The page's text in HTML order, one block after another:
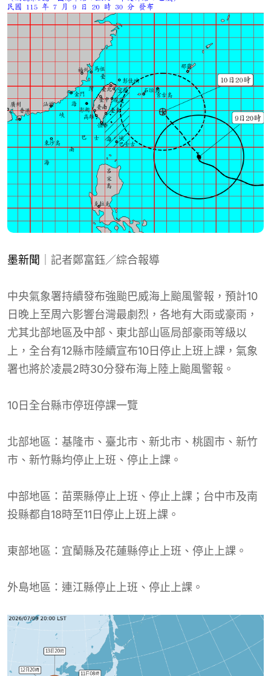
墨新聞 ｜記者鄭富鈺／綜合報導
中央氣象署持續發布強颱巴威海上颱風警報，預計10
日晚上至周六影響台灣最劇烈，各地有大雨或豪雨，
尤其北部地區及中部、東北部山區局部豪雨等級以
上，全台有12縣市陸續宣布10日停止上班上課，氣象
署也將於凌晨2時30分發布海上陸上颱風警報。
10日全台縣市停班停課一覽
北部地區：基隆市、臺北市、新北市、桃園市、新竹
市、新竹縣均停止上班、停止上課。
中部地區：苗栗縣停止上班、停止上課；台中市及南
投縣都自18時至11日停止上班上課。
東部地區：宜蘭縣及花蓮縣停止上班、停止上課。
外島地區：連江縣停止上班、停止上課。